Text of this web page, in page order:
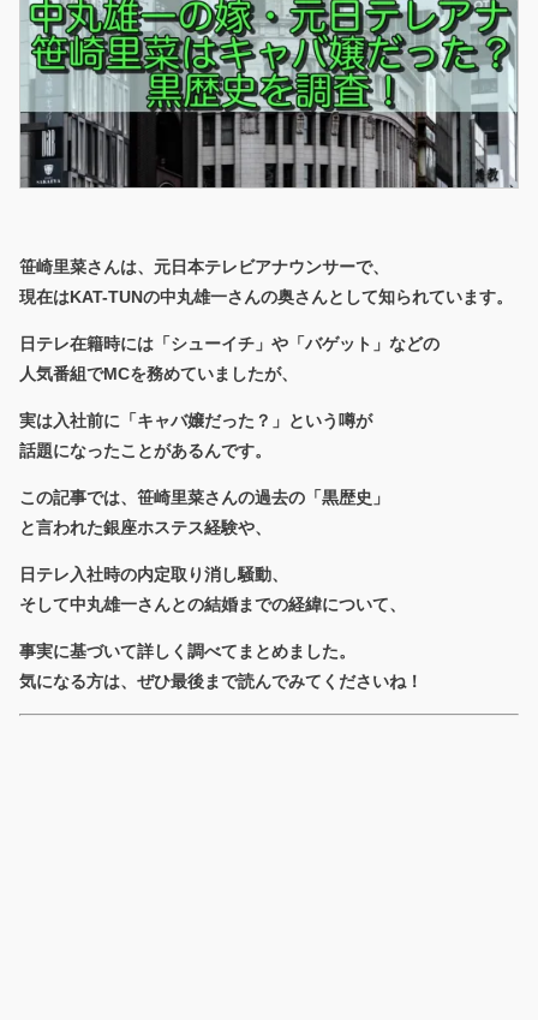
笹崎里菜さんは、元日本テレビアナウンサーで、
現在はKAT-TUNの中丸雄一さんの奥さんとして知られています。
日テレ在籍時には「シューイチ」や「バゲット」などの
人気番組でMCを務めていましたが、
実は入社前に「キャバ嬢だった？」という噂が
話題になったことがあるんです。
この記事では、笹崎里菜さんの過去の「黒歴史」
と言われた銀座ホステス経験や、
日テレ入社時の内定取り消し騒動、
そして中丸雄一さんとの結婚までの経緯について、
事実に基づいて詳しく調べてまとめました。
気になる方は、ぜひ最後まで読んでみてくださいね！